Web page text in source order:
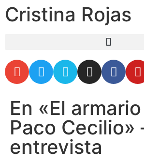
Cristina Rojas
En «El
Paco Cecilio»
entrevista